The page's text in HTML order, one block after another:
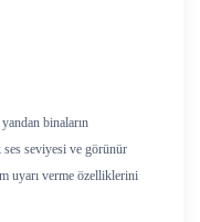
binaların
seviyesi ve görünür
uyarı verme özelliklerini